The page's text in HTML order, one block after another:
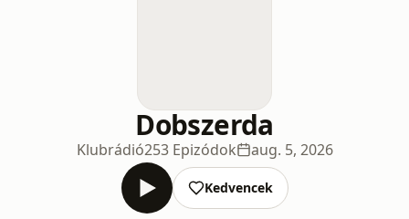
Dobszerda
Klubrádió253 Epizódok aug. 5, 2026
Kedvencek